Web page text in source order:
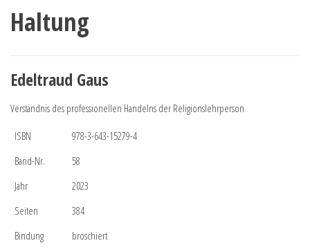
Haltung
Edeltraud Gaus
Verständnis des professionellen Handelns der Religionslehrperson
ISBN
978-3-643-15279-4
Band-Nr.
58
Jahr
2023
Seiten
384
Bindung
broschiert